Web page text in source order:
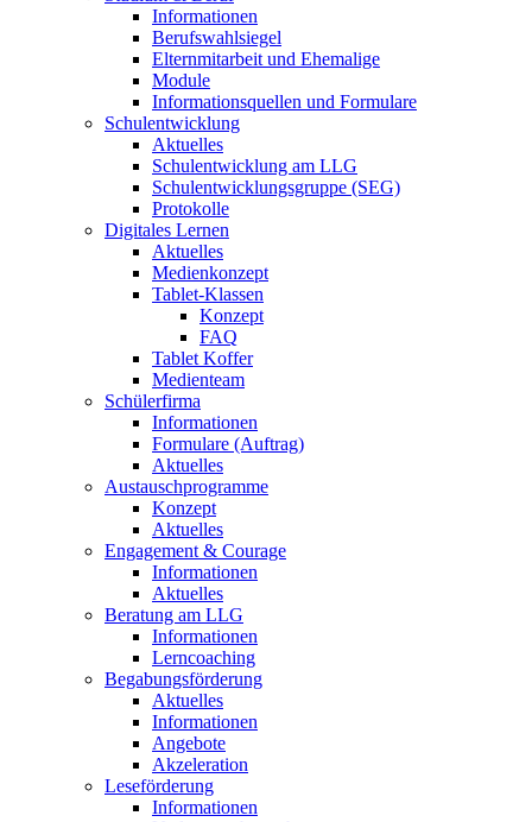
Informationen
Berufswahlsiegel
Elternmitarbeit und Ehemalige
Module
Informationsquellen und Formulare
Schulentwicklung
Aktuelles
Schulentwicklung am LLG
Schulentwicklungsgruppe (SEG)
Protokolle
Digitales Lernen
Aktuelles
Medienkonzept
Tablet-Klassen
Konzept
FAQ
Tablet Koffer
Medienteam
Schülerfirma
Informationen
Formulare (Auftrag)
Aktuelles
Austauschprogramme
Konzept
Aktuelles
Engagement & Courage
Informationen
Aktuelles
Beratung am LLG
Informationen
Lerncoaching
Begabungsförderung
Aktuelles
Informationen
Angebote
Akzeleration
Leseförderung
Informationen